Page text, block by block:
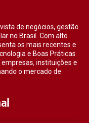
de negócios, gestão
no Brasil. Com alto
os mais recentes e
e Boas Práticas
instituições e
o mercado de